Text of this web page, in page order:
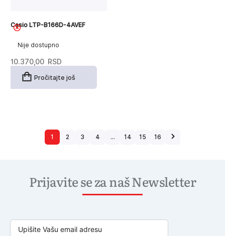
Nije dostupno
Casio LTP-B166D-4AVEF
10.370,00 RSD
Pročitajte još
1 2 3 4 … 14 15 16
Prijavite se za naš Newsletter